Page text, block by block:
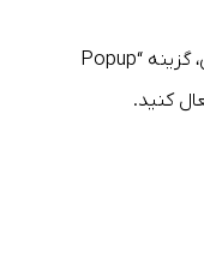
غیر فعال کردن پاپ آپ‌ها: در این بخش، گزینه “Popup